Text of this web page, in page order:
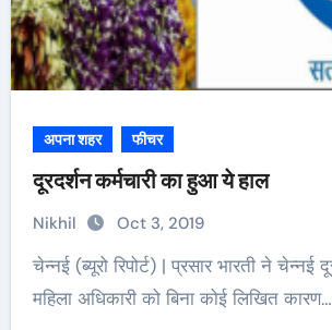
अपना शहर फीचर
दूरदर्शन कर्मचारी का हुआ ये हाल
Nikhil Oct 3, 2019
चेन्नई (ब्यूरो रिपोर्ट) | प्रसार भारती ने चेन्नई दूरदर्शन केंद्र की
महिला अधिकारी को बिना कोई लिखित कारण…